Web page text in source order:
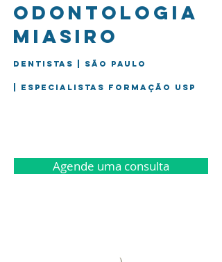
Odontologia
miasiro
Dentistas | São Paulo
| Especialistas formação USP
Agende uma consulta